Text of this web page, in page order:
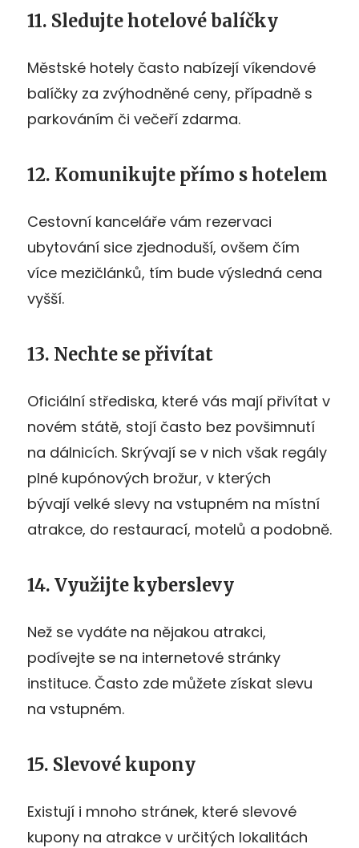
11. Sledujte hotelové balíčky
Městské hotely často nabízejí víkendové
balíčky za zvýhodněné ceny, případně s
parkováním či večeří zdarma.
12. Komunikujte přímo s hotelem
Cestovní kanceláře vám rezervaci
ubytování sice zjednoduší, ovšem čím
více mezičlánků, tím bude výsledná cena
vyšší.
13. Nechte se přivítat
Oficiální střediska, které vás mají přivítat v
novém státě, stojí často bez povšimnutí
na dálnicích. Skrývají se v nich však regály
plné kupónových brožur, v kterých
bývají velké slevy na vstupném na místní
atrakce, do restaurací, motelů a podobně.
14. Využijte kyberslevy
Než se vydáte na nějakou atrakci,
podívejte se na internetové stránky
instituce. Často zde můžete získat slevu
na vstupném.
15. Slevové kupony
Existují i mnoho stránek, které slevové
kupony na atrakce v určitých lokalitách